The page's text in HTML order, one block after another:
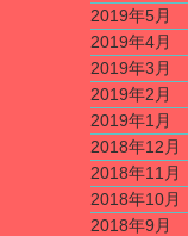
2019年5月
2019年4月
2019年3月
2019年2月
2019年1月
2018年12月
2018年11月
2018年10月
2018年9月